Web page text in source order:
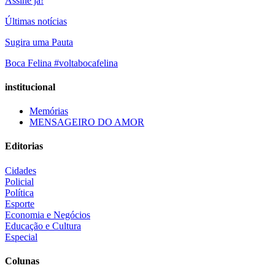
Últimas notícias
Sugira uma Pauta
Boca Felina #voltabocafelina
institucional
Memórias
MENSAGEIRO DO AMOR
Editorias
Cidades
Policial
Política
Esporte
Economia e Negócios
Educação e Cultura
Especial
Colunas